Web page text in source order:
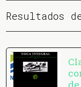
Resultados